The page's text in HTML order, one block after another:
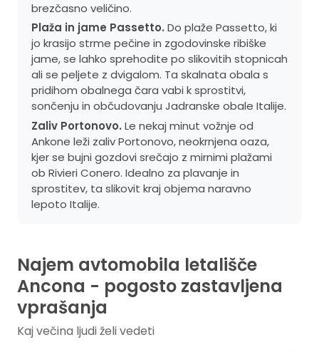
brezčasno veličino.
Plaža in jame Passetto. Do plaže Passetto, ki
jo krasijo strme pečine in zgodovinske ribiške
jame, se lahko sprehodite po slikovitih stopnicah
ali se peljete z dvigalom. Ta skalnata obala s
pridihom obalnega čara vabi k sprostitvi,
sončenju in občudovanju Jadranske obale Italije.
Zaliv Portonovo. Le nekaj minut vožnje od
Ankone leži zaliv Portonovo, neokrnjena oaza,
kjer se bujni gozdovi srečajo z mirnimi plažami
ob Rivieri Conero. Idealno za plavanje in
sprostitev, ta slikovit kraj objema naravno
lepoto Italije.
Najem avtomobila letališče
Ancona - pogosto zastavljena
vprašanja
Kaj večina ljudi želi vedeti